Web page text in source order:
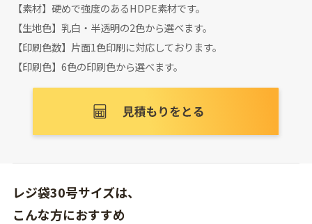
【素材】硬めで強度のあるHDPE素材です。
【生地色】乳白・半透明の2色から選べます。
【印刷色数】片面1色印刷に対応しております。
【印刷色】6色の印刷色から選べます。
レジ袋30号サイズは、
こんな方におすすめ